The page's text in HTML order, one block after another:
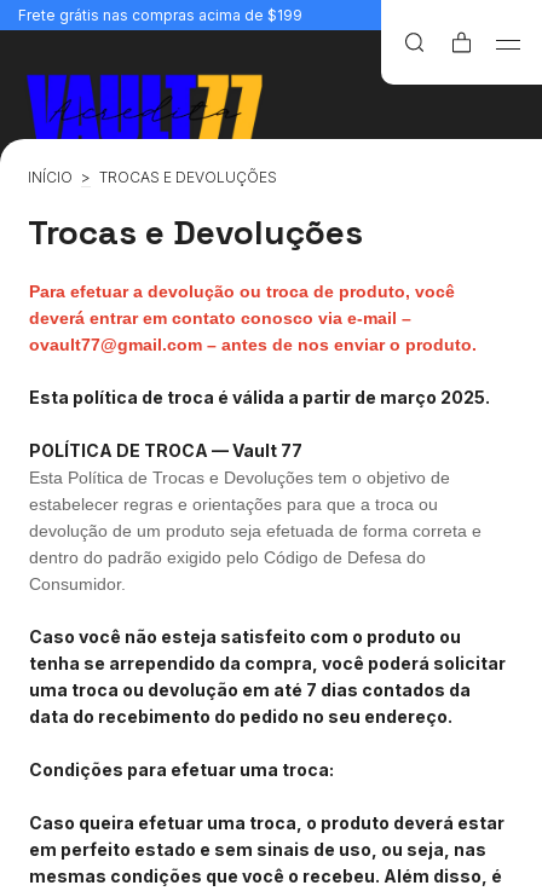
Frete grátis nas compras acima de $199
INÍCIO > TROCAS E DEVOLUÇÕES
Trocas e Devoluções
Para efetuar a devolução ou troca de produto, você
deverá entrar em contato conosco via e-mail –
ovault77@gmail.com – antes de nos enviar o produto.
Esta política de troca é válida a partir de março 2025.
POLÍTICA DE TROCA — Vault 77
Esta Política de Trocas e Devoluções tem o objetivo de
estabelecer regras e orientações para que a troca ou
devolução de um produto seja efetuada de forma correta e
dentro do padrão exigido pelo Código de Defesa do
Consumidor.
Caso você não esteja satisfeito com o produto ou
tenha se arrependido da compra, você poderá solicitar
uma troca ou devolução em até 7 dias contados da
data do recebimento do pedido no seu endereço.
Condições para efetuar uma troca:
Caso queira efetuar uma troca, o produto deverá estar
em perfeito estado e sem sinais de uso, ou seja, nas
mesmas condições que você o recebeu. Além disso, é